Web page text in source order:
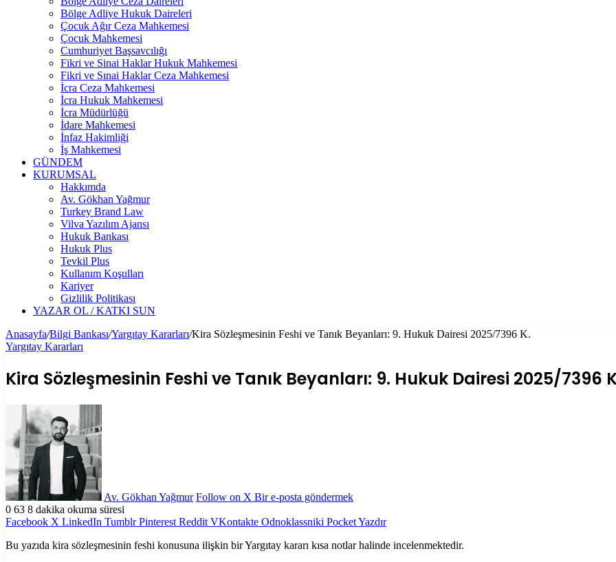
Bölge Adliye Hukuk Daireleri
Çocuk Ağır Ceza Mahkemesi
Çocuk Mahkemesi
Cumhuriyet Başsavcılığı
Fikri ve Sinai Haklar Hukuk Mahkemesi
Fikri ve Sınai Haklar Ceza Mahkemesi
İcra Ceza Mahkemesi
İcra Hukuk Mahkemesi
İcra Müdürlüğü
İdare Mahkemesi
İnfaz Hakimliği
İş Mahkemesi
GÜNDEM
KURUMSAL
Hakkımda
Av. Gökhan Yağmur
Turkey Brand Law
Vilva Yazılım Ajansı
Hukuk Bankası
Hukuk Plus
Tevkil Plus
Kullanım Koşulları
Kariyer
Gizlilik Politikası
YAZAR OL / KATKI SUN
Anasayfa/Bilgi Bankası/Yargıtay Kararları/Kira Sözleşmesinin Feshi ve Tanık Beyanları: 9. Hukuk Dairesi 2025/7396 K.
Yargıtay Kararları
Kira Sözleşmesinin Feshi ve Tanık Beyanları: 9. Hukuk Dairesi 2025/7396
Av. Gökhan Yağmur Follow on X Bir e-posta göndermek
0 63 8 dakika okuma süresi
Facebook X LinkedIn Tumblr Pinterest Reddit VKontakte Odnoklassniki PocketYazdır
Bu yazıda kira sözleşmesinin feshi konusuna ilişkin bir Yargıtay kararı kısa notlar halinde incelenmektedir.